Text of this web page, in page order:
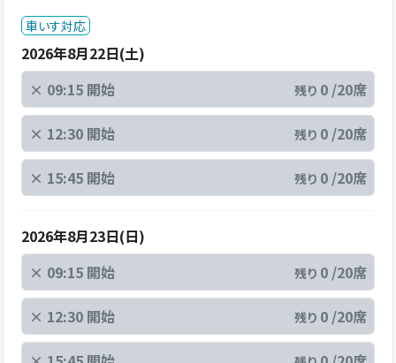
車いす対応
2026年8月22日(土)
× 09:15 開始 残り0 /20席
× 12:30 開始 残り0 /20席
× 15:45 開始 残り0 /20席
2026年8月23日(日)
× 09:15 開始 残り0 /20席
× 12:30 開始 残り0 /20席